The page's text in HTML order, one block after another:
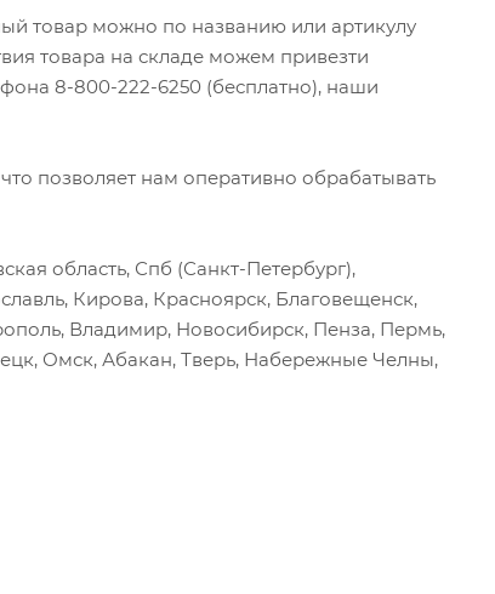
товар можно по названию или артикулу
товара на складе можем привезти
8-800-222-6250 (бесплатно), наши
позволяет нам оперативно обрабатывать
область, Спб (Санкт-Петербург),
Кирова, Красноярск, Благовещенск,
Владимир, Новосибирск, Пенза, Пермь,
Омск, Абакан, Тверь, Набережные Челны,